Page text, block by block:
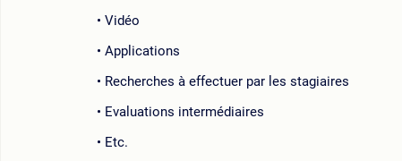
Vidéo
Applications
Recherches à effectuer par les stagiaires
Evaluations intermédiaires
Etc.